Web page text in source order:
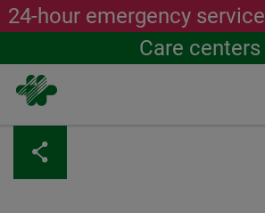
content
24-hour emergency service
Care centers